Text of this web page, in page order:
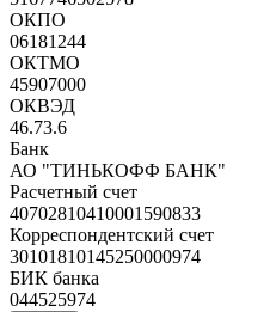
ОКПО
06181244
ОКТМО
45907000
ОКВЭД
46.73.6
Банк
АО "ТИНЬКОФФ БАНК"
Расчетный счет
40702810410001590833
Корреспондентский счет
30101810145250000974
БИК банка
044525974